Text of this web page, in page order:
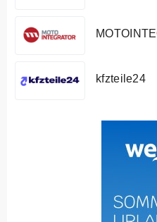
kfzteile24